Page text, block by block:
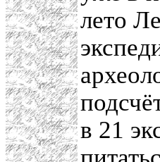
лето
в 21